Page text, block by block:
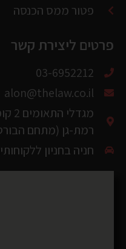
03-6952212
חניה בחניון ללקוחותינו